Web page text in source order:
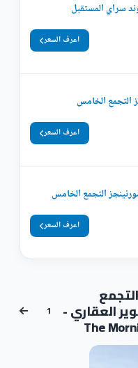
اعرف السعر
اعرف السعر
اعرف السعر
العقاري -
The
1